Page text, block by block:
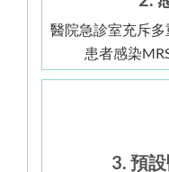
醫院急診室充斥
患者感染
3. 預